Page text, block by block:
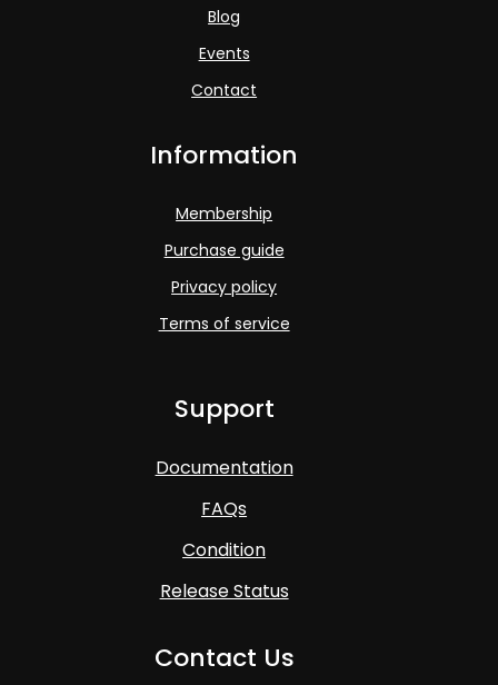
Blog
Events
Contact
Information
Membership
Purchase guide
Privacy policy
Terms of service
Support
Documentation
FAQs
Condition
Release Status
Contact Us